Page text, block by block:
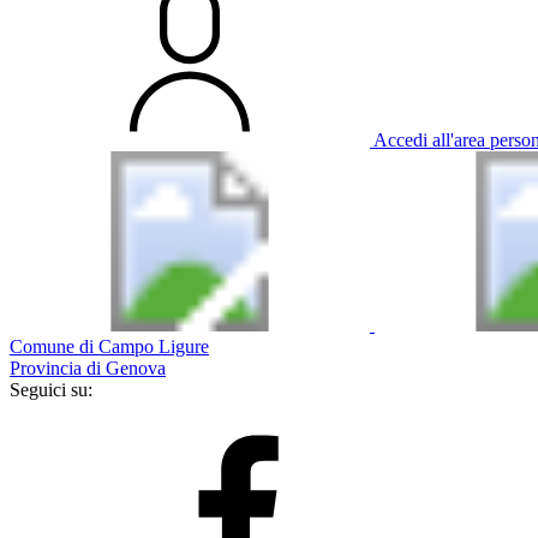
Accedi all'area
Comune di Campo Ligure
Provincia di Genova
Seguici su: